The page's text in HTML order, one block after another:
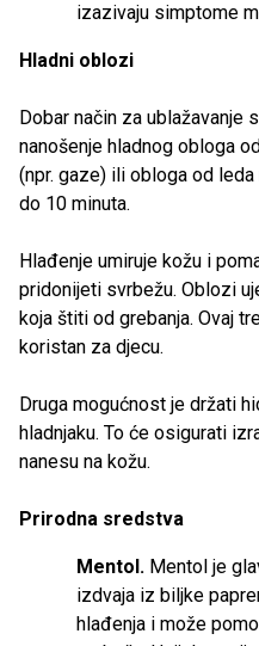
izazivaju simptome
Hladni oblozi
Dobar način za ublažavanje
nanošenje hladnog obloga
(npr. gaze) ili obloga od
do 10 minuta.
Hlađenje umiruje kožu i
pridonijeti svrbežu. Oblozi
koja štiti od grebanja. Ovaj
koristan za djecu.
Druga mogućnost je držati
hladnjaku. To će osigurati
nanesu na kožu.
Prirodna sredstva
Mentol. Mentol je
izdvaja iz biljke
hlađenja i može